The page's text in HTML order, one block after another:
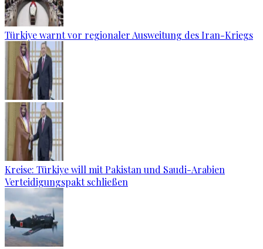
Türkiye warnt vor regionaler Ausweitung des Iran-Kriegs
Kreise: Türkiye will mit Pakistan und Saudi-Arabien
Verteidigungspakt schließen